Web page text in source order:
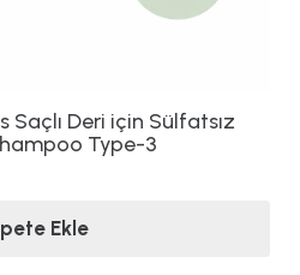
Saçlı Deri için Sülfatsız
Type-3
Ekle